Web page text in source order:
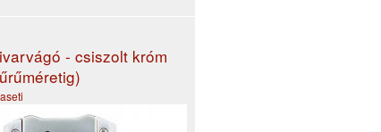
- csiszolt króm